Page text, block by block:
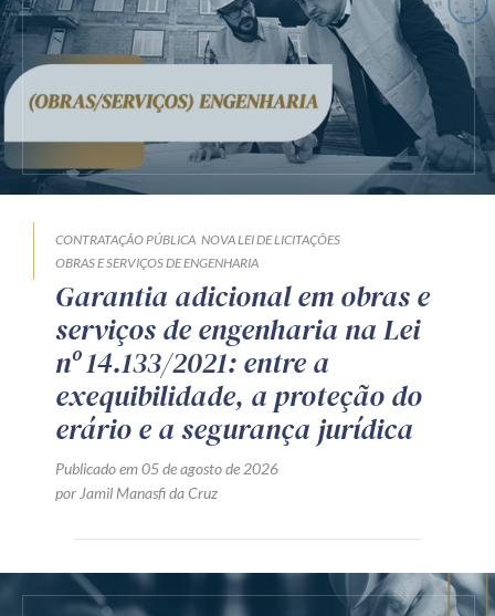
CONTRATAÇÃO PÚBLICA NOVA LEI DE LICITAÇÕES
OBRAS E SERVIÇOS DE ENGENHARIA
Garantia adicional em obras e
serviços de engenharia na Lei
nº 14.133/2021: entre a
exequibilidade, a proteção do
erário e a segurança jurídica
Publicado em 05 de agosto de 2026
por Jamil Manasfi da Cruz